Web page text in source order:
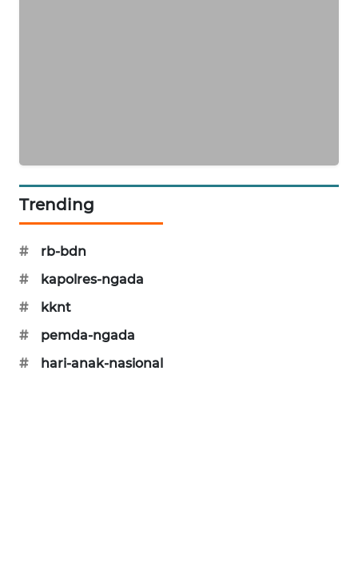
Trending
#
rb-bdn
#
kapolres-ngada
#
kknt
#
pemda-ngada
#
hari-anak-nasional
ANUGERAH
AKHLAK
PERAPKI